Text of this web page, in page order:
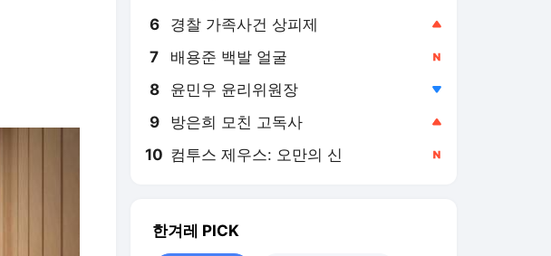
6 경찰 가족사건 상피제
7 배용준 백발 얼굴
8 윤민우 윤리위원장
9 방은희 모친 고독사
10 컴투스 제우스: 오만의 신
한겨레 PICK